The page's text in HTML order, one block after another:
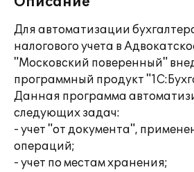
Для автоматизации
налогового учета в
"Московский поверенный"
программный продукт
Данная программа
следующих задач:
- учет "от документа",
операций;
- учет по местам хранения;